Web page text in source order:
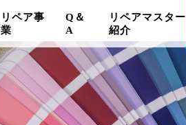
リペア事
業
Q＆
A
リペアマスター
紹介